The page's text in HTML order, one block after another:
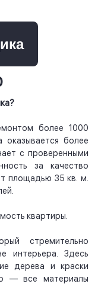
более 1000
оказывается более
с проверенными
за качество
площадью 35 кв. м.
квартиры.
стремительно
интерьера. Здесь
дерева и краски
— все материалы